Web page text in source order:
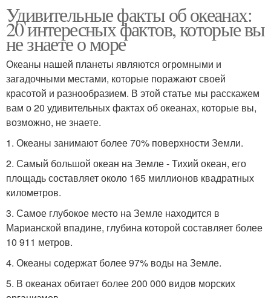
Удивительные факты об океанах:
20 интересных фактов, которые вы
не знаете о море
Океаны нашей планеты являются огромными и
загадочными местами, которые поражают своей
красотой и разнообразием. В этой статье мы расскажем
вам о 20 удивительных фактах об океанах, которые вы,
возможно, не знаете.
1. Океаны занимают более 70% поверхности Земли.
2. Самый большой океан на Земле - Тихий океан, его
площадь составляет около 165 миллионов квадратных
километров.
3. Самое глубокое место на Земле находится в
Марианской впадине, глубина которой составляет более
10 911 метров.
4. Океаны содержат более 97% воды на Земле.
5. В океанах обитает более 200 000 видов морских